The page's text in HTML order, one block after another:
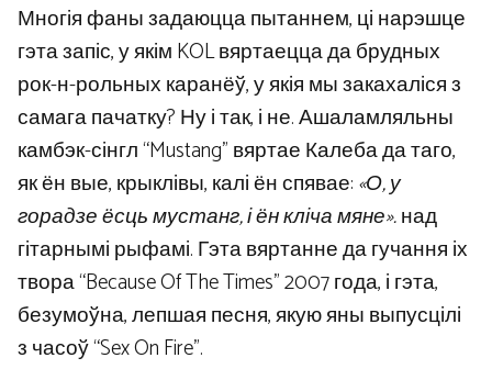
Многія фаны задаюцца пытаннем, ці нарэшце
гэта запіс, у якім KOL вяртаецца да брудных
рок-н-рольных каранёў, у якія мы закахаліся з
самага пачатку? Ну і так, і не. Ашаламляльны
камбэк-сінгл “Mustang” вяртае Калеба да таго,
як ён вые, крыклівы, калі ён спявае:«О, у
горадзе ёсць мустанг, і ён кліча мяне».над
гітарнымі рыфамі. Гэта вяртанне да гучання іх
твора “Because Of The Times” 2007 года, і гэта,
безумоўна, лепшая песня, якую яны выпусцілі
з часоў “Sex On Fire”.